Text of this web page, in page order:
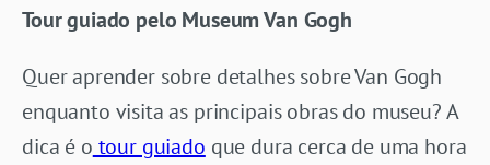
Tour guiado pelo Museum Van Gogh
Quer aprender sobre detalhes sobre Van Gogh
enquanto visita as principais obras do museu? A
dica é o tour guiado que dura cerca de uma hora